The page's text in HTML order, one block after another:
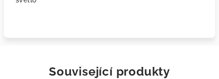
Související produkty